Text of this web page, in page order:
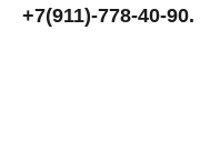
+7(911)-778-40-90.